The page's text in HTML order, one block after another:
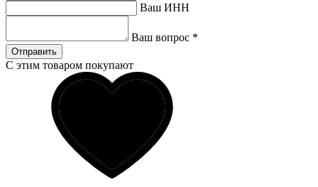
Ваш ИНН
Ваш вопрос *
Отправить
С этим товаром покупают